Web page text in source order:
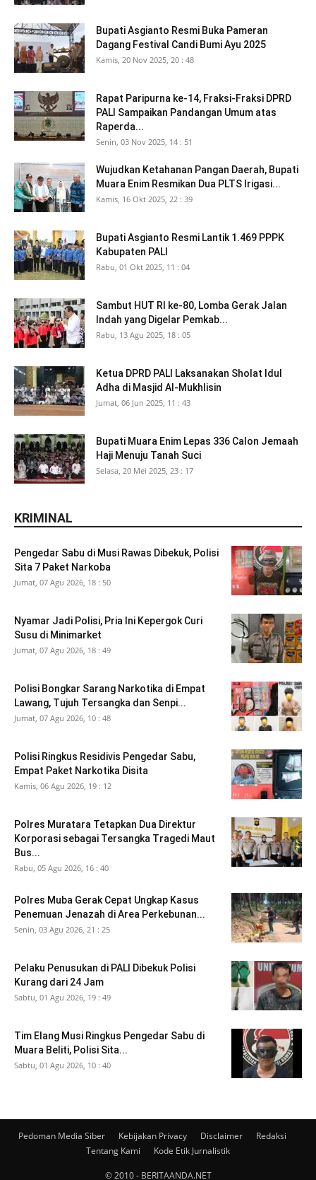
Bupati Asgianto Resmi Buka Pameran
Dagang Festival Candi Bumi Ayu 2025
Kamis, 20 Nov 2025, 20 : 48
Rapat Paripurna ke-14, Fraksi-Fraksi DPRD
PALI Sampaikan Pandangan Umum atas
Raperda...
Senin, 03 Nov 2025, 14 : 51
Wujudkan Ketahanan Pangan Daerah, Bupati
Muara Enim Resmikan Dua PLTS Irigasi...
Kamis, 16 Okt 2025, 22 : 39
Bupati Asgianto Resmi Lantik 1.469 PPPK
Kabupaten PALI
Rabu, 01 Okt 2025, 11 : 04
Sambut HUT RI ke-80, Lomba Gerak Jalan
Indah yang Digelar Pemkab...
Rabu, 13 Agu 2025, 18 : 05
Ketua DPRD PALI Laksanakan Sholat Idul
Adha di Masjid Al-Mukhlisin
Jumat, 06 Jun 2025, 11 : 43
Bupati Muara Enim Lepas 336 Calon Jemaah
Haji Menuju Tanah Suci
Selasa, 20 Mei 2025, 23 : 17
KRIMINAL
Pengedar Sabu di Musi Rawas Dibekuk, Polisi
Sita 7 Paket Narkoba
Jumat, 07 Agu 2026, 18 : 50
Nyamar Jadi Polisi, Pria Ini Kepergok Curi
Susu di Minimarket
Jumat, 07 Agu 2026, 18 : 49
Polisi Bongkar Sarang Narkotika di Empat
Lawang, Tujuh Tersangka dan Senpi...
Jumat, 07 Agu 2026, 10 : 48
Polisi Ringkus Residivis Pengedar Sabu,
Empat Paket Narkotika Disita
Kamis, 06 Agu 2026, 19 : 12
Polres Muratara Tetapkan Dua Direktur
Korporasi sebagai Tersangka Tragedi Maut
Bus...
Rabu, 05 Agu 2026, 16 : 40
Polres Muba Gerak Cepat Ungkap Kasus
Penemuan Jenazah di Area Perkebunan...
Senin, 03 Agu 2026, 21 : 25
Pelaku Penusukan di PALI Dibekuk Polisi
Kurang dari 24 Jam
Sabtu, 01 Agu 2026, 19 : 49
Tim Elang Musi Ringkus Pengedar Sabu di
Muara Beliti, Polisi Sita...
Sabtu, 01 Agu 2026, 10 : 40
Pedoman Media Siber Kebijakan Privacy Disclaimer
Redaksi
Tentang Kami
Kode Etik Jurnalistik
© 2010 - BERITAANDA.NET